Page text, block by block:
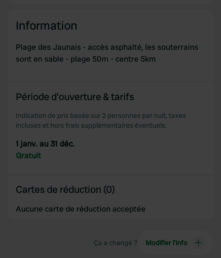
Information
Plage des Jaunais - accès asphalté, les souterrains
sont en sable - plage 50m - centre 5km
Période d'ouverture & tarifs
Indication de prix basée sur 2 personnes par nuit, taxes
incluses et hors frais supplémentaires éventuels.
1 janv. au 31 déc.
Gratuit
Cartes de réduction (0)
Aucune carte de réduction acceptée
Ça a changé ? Modifier l’info